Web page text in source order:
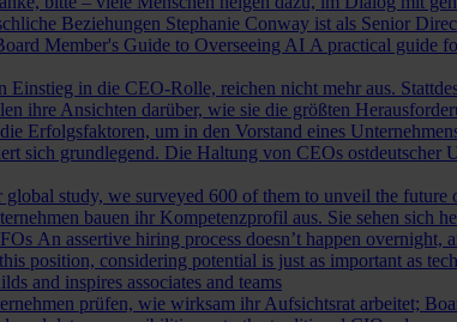
Beziehungen Stephanie Conway ist als Senior
Member's Guide to Overseeing AI A practical guide
Einstieg in die CEO-Rolle, reichen nicht mehr aus.
ihre Ansichten darüber, wie sie die größten
Erfolgsfaktoren, um in den Vorstand eines
sich grundlegend. Die Haltung von CEOs ostdeutscher
study, we surveyed 600 of them to unveil the
bauen ihr Kompetenzprofil aus. Sie sehen sich
An assertive hiring process doesn’t happen overnight,
position, considering potential is just as important as
and inspires associates and teams
prüfen, wie wirksam ihr Aufsichtsrat arbeitet;